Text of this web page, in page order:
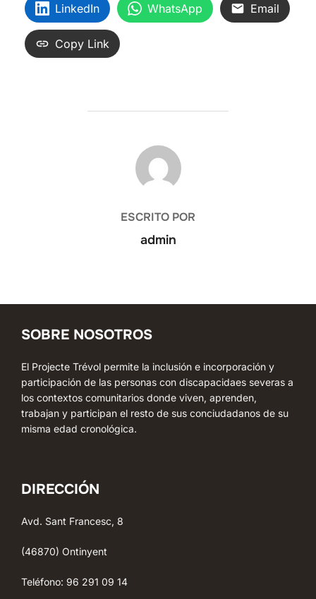
LinkedIn WhatsApp Email
Copy Link
AUTOR DE LA ENTRADA
ESCRITO POR
admin
SOBRE NOSOTROS
El Projecte Trévol permite la inclusión e incorporación y
participación de las personas con discapacidaes severas a
los contextos comunitarios donde viven, aprenden,
trabajan y participan el resto de sus conciudadanos de su
misma edad cronológica.
DIRECCIÓN
Avd. Sant Francesc, 8
(46870) Ontinyent
Teléfono: 96 291 09 14